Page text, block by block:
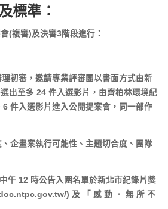
標準：
(複審)及決審3階段進行：
初審，邀請專業評審團以書面方式由新
出至多 24 件入選影片，由齊柏林環境紀
件入選影片進入公開提案會，同一部作
企畫案執行可能性、主題切合度、團隊
午 12 時公告入圍名單於新北市紀錄片獎
) 及 「 感 動 ． 無 所 不